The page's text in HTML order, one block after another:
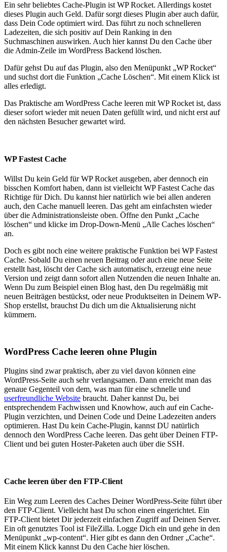
Ein sehr beliebtes Cache-Plugin ist WP Rocket. Allerdings kostet
dieses Plugin auch Geld. Dafür sorgt dieses Plugin aber auch dafür,
dass Dein Code optimiert wird. Das führt zu noch schnelleren
Ladezeiten, die sich positiv auf Dein Ranking in den
Suchmaschinen auswirken. Auch hier kannst Du den Cache über
die Admin-Zeile im WordPress Backend löschen.
Dafür gehst Du auf das Plugin, also den Menüpunkt „WP Rocket“
und suchst dort die Funktion „Cache Löschen“. Mit einem Klick ist
alles erledigt.
Das Praktische am WordPress Cache leeren mit WP Rocket ist, dass
dieser sofort wieder mit neuen Daten gefüllt wird, und nicht erst auf
den nächsten Besucher gewartet wird.
WP Fastest Cache
Willst Du kein Geld für WP Rocket ausgeben, aber dennoch ein
bisschen Komfort haben, dann ist vielleicht WP Fastest Cache das
Richtige für Dich. Du kannst hier natürlich wie bei allen anderen
auch, den Cache manuell leeren. Das geht am einfachsten wieder
über die Administrationsleiste oben. Öffne den Punkt „Cache
löschen“ und klicke im Drop-Down-Menü „Alle Caches löschen“
an.
Doch es gibt noch eine weitere praktische Funktion bei WP Fastest
Cache. Sobald Du einen neuen Beitrag oder auch eine neue Seite
erstellt hast, löscht der Cache sich automatisch, erzeugt eine neue
Version und zeigt dann sofort allen Nutzenden die neuen Inhalte an.
Wenn Du zum Beispiel einen Blog hast, den Du regelmäßig mit
neuen Beiträgen bestückst, oder neue Produktseiten in Deinem WP-
Shop erstellst, brauchst Du dich um die Aktualisierung nicht
kümmern.
WordPress Cache leeren ohne Plugin
Plugins sind zwar praktisch, aber zu viel davon können eine
WordPress-Seite auch sehr verlangsamen. Dann erreicht man das
genaue Gegenteil von dem, was man für eine schnelle und
userfreundliche Website braucht. Daher kannst Du, bei
entsprechendem Fachwissen und Knowhow, auch auf ein Cache-
Plugin verzichten, und Deinen Code und Deine Ladezeiten anders
optimieren. Hast Du kein Cache-Plugin, kannst DU natürlich
dennoch den WordPress Cache leeren. Das geht über Deinen FTP-
Client und bei guten Hoster-Paketen auch über die SSH.
Cache leeren über den FTP-Client
Ein Weg zum Leeren des Caches Deiner WordPress-Seite führt über
den FTP-Client. Vielleicht hast Du schon einen eingerichtet. Ein
FTP-Client bietet Dir jederzeit einfachen Zugriff auf Deinen Server.
Ein oft genutztes Tool ist FileZilla. Logge Dich ein und gehe in den
Menüpunkt „wp-content“. Hier gibt es dann den Ordner „Cache“.
Mit einem Klick kannst Du den Cache hier löschen.